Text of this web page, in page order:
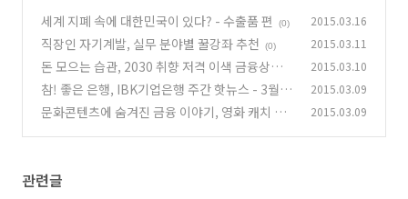
세계 지폐 속에 대한민국이 있다? - 수출품 편
(0) 2015.03.16
직장인 자기계발, 실무 분야별 꿀강좌 추천 (0) 2015.03.11
돈 모으는 습관, 2030 취향 저격 이색 금융상품
(0)
2015.03.10
참! 좋은 은행, IBK기업은행 주간 핫뉴스 - 3월 1
주
(0)
2015.03.09
문화콘텐츠에 숨겨진 금융 이야기, 영화 캐치 미
2015.03.09
관련글